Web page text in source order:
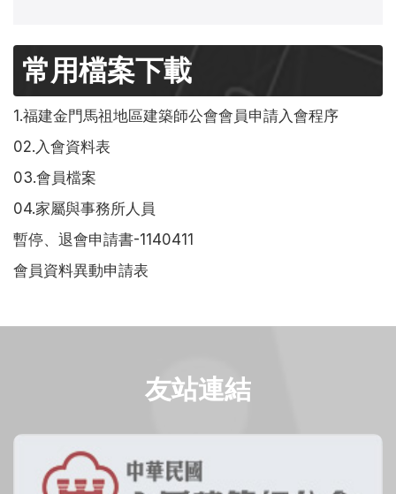
常用檔案下載
1.福建金門馬祖地區建築師公會會員申請入會程序
02.入會資料表
03.會員檔案
04.家屬與事務所人員
暫停、退會申請書-1140411
會員資料異動申請表
友站連結